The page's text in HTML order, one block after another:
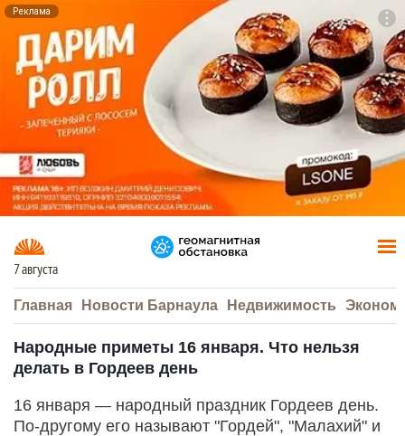
Реклама
7 августа
Главная Новости Барнаула Недвижимость
Народные приметы 16 января. Что нельзя
делать в Гордеев день
16 января — народный праздник Гордеев день.
По-другому его называют "Гордей", "Малахий" и